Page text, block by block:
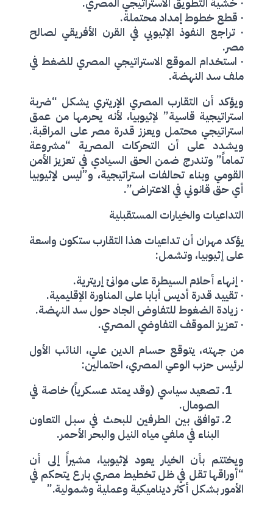
· قطع خطوط إمداد محتملة.
· تراجع النفوذ الإثيوبي في القرن الأفريقي لصالح
مصر.
· استخدام الموقع الاستراتيجي المصري للضغط في
ملف سد النهضة.
ويؤكد أن التقارب المصري الإريتري يشكل “ضربة
استراتيجية قاسية” لإثيوبيا، لأنه يحرمها من عمق
استراتيجي محتمل ويعزز قدرة مصر على المراقبة.
ويشدد على أن التحركات المصرية “مشروعة
تماماً” وتندرج ضمن الحق السيادي في تعزيز الأمن
القومي وبناء تحالفات استراتيجية، و”ليس لإثيوبيا
أي حق قانوني في الاعتراض”.
التداعيات والخيارات المستقبلية
يؤكد مهران أن تداعيات هذا التقارب ستكون واسعة
على إثيوبيا، وتشمل:
· إنهاء أحلام السيطرة على موانئ إريترية.
· تقييد قدرة أديس أبابا على المناورة الإقليمية.
· زيادة الضغوط للتفاوض الجاد حول سد النهضة.
· تعزيز الموقف التفاوضي المصري.
من جهته، يتوقع حسام الدين علي، النائب الأول
لرئيس حزب الوعي المصري، احتمالين:
تصعيد سياسي (وقد يمتد عسكرياً) خاصة في
الصومال.
توافق بين الطرفين للبحث في سبل التعاون
البناء في ملفي مياه النيل والبحر الأحمر.
ويختتم بأن الخيار يعود لإثيوبيا، مشيراً إلى أن
“أوراقها تقل في ظل تخطيط مصري بارع يتحكم في
الأمور بشكل أكثر ديناميكية وعملية وشمولية.”